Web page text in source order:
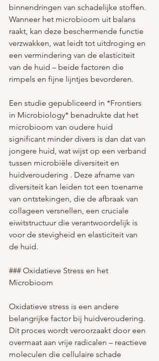
binnendringen van schadelijke stoffen.
Wanneer het microbioom uit balans
raakt, kan deze beschermende functie
verzwakken, wat leidt tot uitdroging en
een vermindering van de elasticiteit
van de huid – beide factoren die
rimpels en fijne lijntjes bevorderen.
Een studie gepubliceerd in *Frontiers
in Microbiology* benadrukte dat het
microbioom van oudere huid
significant minder divers is dan dat van
jongere huid, wat wijst op een verband
tussen microbiële diversiteit en
huidveroudering . Deze afname van
diversiteit kan leiden tot een toename
van ontstekingen, die de afbraak van
collageen versnellen, een cruciale
eiwitstructuur die verantwoordelijk is
voor de stevigheid en elasticiteit van
de huid.
### Oxidatieve Stress en het
Microbioom
Oxidatieve stress is een andere
belangrijke factor bij huidveroudering.
Dit proces wordt veroorzaakt door een
overmaat aan vrije radicalen – reactieve
moleculen die cellulaire schade